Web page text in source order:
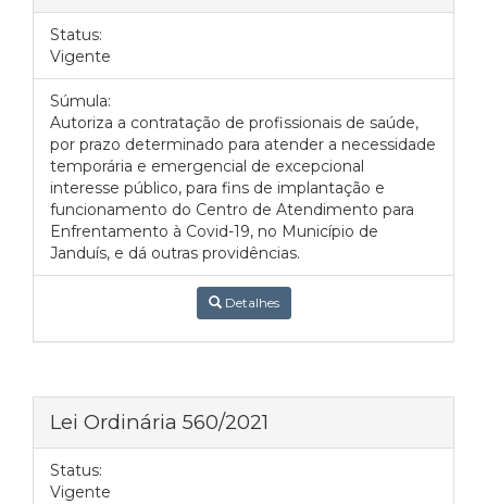
Status:
Vigente
Súmula:
Autoriza a contratação de profissionais de saúde,
por prazo determinado para atender a necessidade
temporária e emergencial de excepcional
interesse público, para fins de implantação e
funcionamento do Centro de Atendimento para
Enfrentamento à Covid-19, no Município de
Janduís, e dá outras providências.
Detalhes
Lei Ordinária 560/2021
Status:
Vigente